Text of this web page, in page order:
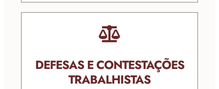
DEFESAS E CONTESTAÇÕES
TRABALHISTAS